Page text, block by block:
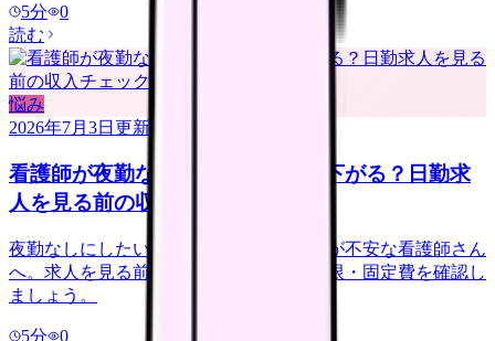
5分
0
読む
悩み
2026年7月3日 更新
看護師が夜勤なしにすると給料は下がる？日勤求
人を見る前の収入チェック
夜勤なしにしたいけれど給料が下がるのが不安な看護師さん
へ。求人を見る前に、夜勤手当・年収下限・固定費を確認し
ましょう。
5分
0